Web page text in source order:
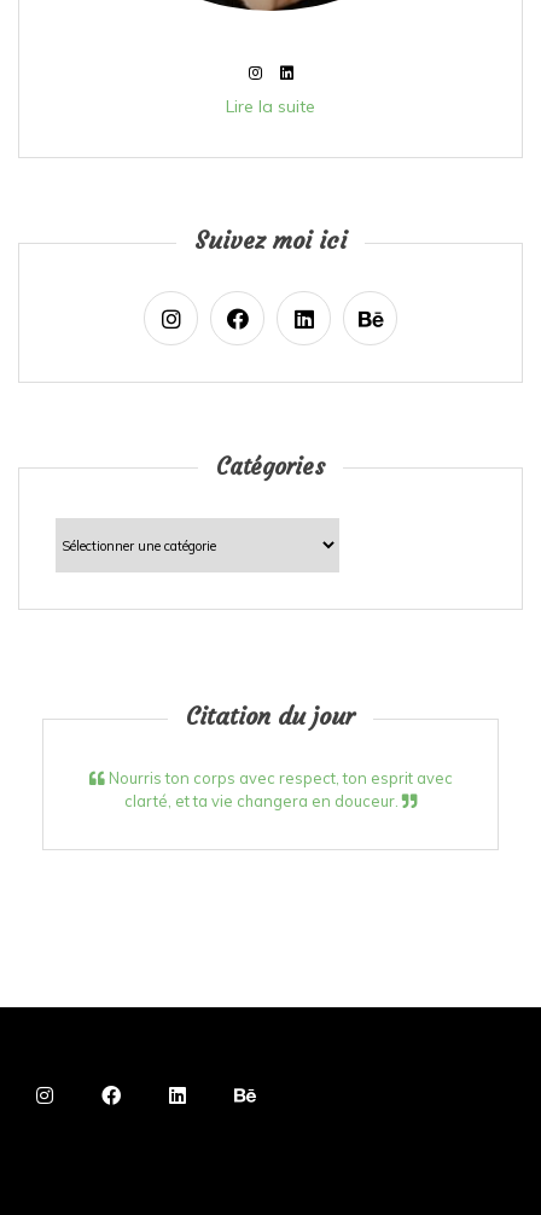
Lire la suite
Suivez moi ici
Catégories
Catégories
Citation du jour
Nourris ton corps avec respect, ton esprit avec
clarté, et ta vie changera en douceur.